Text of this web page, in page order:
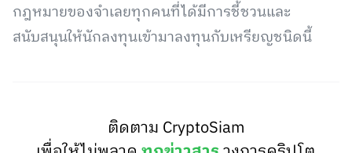
กฎหมายของจำเลยทุกคนที่ได้มีการชี้ชวนและ
สนับสนุนให้นักลงทุนเข้ามาลงทุนกับเหรียญชนิดนี้
ติดตาม CryptoSiam